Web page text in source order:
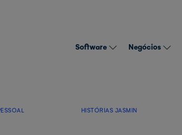
Software Negócios
HISTÓRIAS JASMIN